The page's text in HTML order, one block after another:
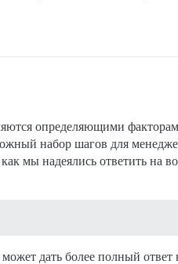
определяющими
набор шагов для
мы надеялись ответить на
дать более полный